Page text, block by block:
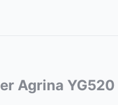
Agrina YG520